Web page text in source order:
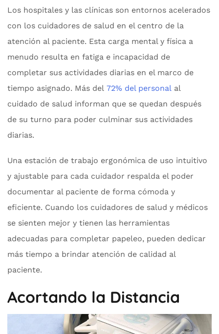
Los hospitales y las clínicas son entornos acelerados
con los cuidadores de salud en el centro de la
atención al paciente. Esta carga mental y física a
menudo resulta en fatiga e incapacidad de
completar sus actividades diarias en el marco de
tiempo asignado. Más del 72% del personal al
cuidado de salud informan que se quedan después
de su turno para poder culminar sus actividades
diarias.
Una estación de trabajo ergonómica de uso intuitivo
y ajustable para cada cuidador respalda el poder
documentar al paciente de forma cómoda y
eficiente. Cuando los cuidadores de salud y médicos
se sienten mejor y tienen las herramientas
adecuadas para completar papeleo, pueden dedicar
más tiempo a brindar atención de calidad al
paciente.
Acortando la Distancia